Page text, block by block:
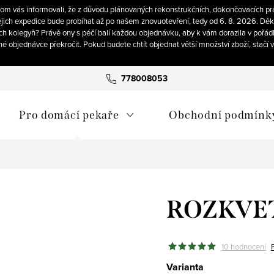
vás informovali, že z důvodu plánovaných rekonstrukčních, dokončovacích
expedice bude probíhat až po našem znovuotevření, tedy od 6. 8. 2026.
kolegyň? Právě ony s péčí balí každou objednávku, aby k vám dorazila v
objednávce překročit. Pokud budete chtít objednat větší množství zboží,
778008053
Pro domácí pekaře Obchodní
10 hodnocení
Varianta